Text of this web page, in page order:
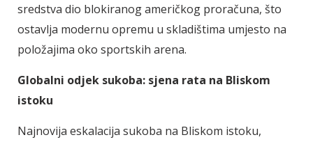
sredstva dio blokiranog američkog proračuna, što
ostavlja modernu opremu u skladištima umjesto na
položajima oko sportskih arena.
Globalni odjek sukoba: sjena rata na Bliskom
istoku
Najnovija eskalacija sukoba na Bliskom istoku,